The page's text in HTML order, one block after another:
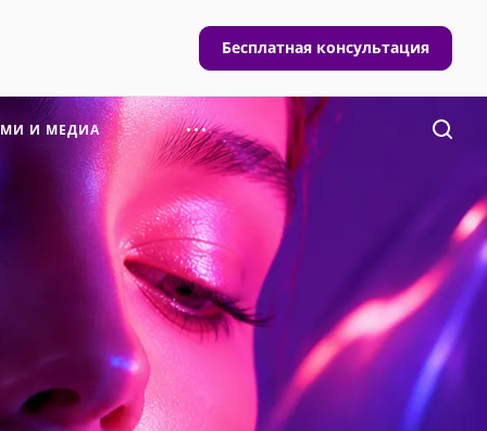
Бесплатная консультация
И МЕДИА